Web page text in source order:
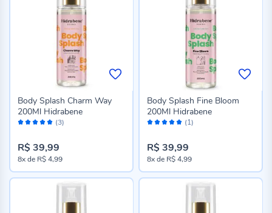
Avaliação: (3)
Body Splash Charm Way
200Ml Hidrabene
R$ 39,99
8xde R$ 4,99
Avaliação: (1)
Body Splash Fine Bloom
200Ml Hidrabene
R$ 39,99
8xde R$ 4,99